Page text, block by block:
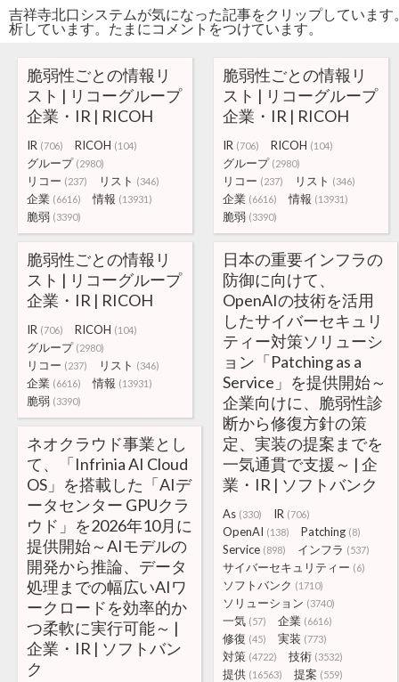
吉祥寺北口システムが気になった記事をクリップしていま
析しています。たまにコメントをつけています。
脆弱性ごとの情報リ
スト | リコーグループ
企業・IR | RICOH
IR (706) RICOH (104)
グループ (2980)
リコー (237) リスト (346)
企業 (6616) 情報 (13931)
脆弱 (3390)
脆弱性ごとの情報リ
スト | リコーグループ
企業・IR | RICOH
IR (706) RICOH (104)
グループ (2980)
リコー (237) リスト (346)
企業 (6616) 情報 (13931)
脆弱 (3390)
脆弱性ごとの情報リ
スト | リコーグループ
企業・IR | RICOH
IR (706) RICOH (104)
グループ (2980)
リコー (237) リスト (346)
企業 (6616) 情報 (13931)
脆弱 (3390)
日本の重要インフラの
防御に向けて、
OpenAIの技術を活用
したサイバーセキュリ
ティー対策ソリューシ
ョン「Patching as a
Service」を提供開始～
企業向けに、脆弱性診
断から修復方針の策
定、実装の提案までを
一気通貫で支援～ | 企
業・IR | ソフトバンク
As (330) IR (706)
OpenAI (138) Patching (8)
Service (898) インフラ (537)
サイバーセキュリティー (6)
ソフトバンク (1710)
ソリューション (3740)
一気 (57) 企業 (6616)
修復 (45) 実装 (773)
対策 (4722) 技術 (3532)
提供 (16563) 提案 (559)
ネオクラウド事業とし
て、「Infrinia AI Cloud
OS」を搭載した「AIデ
ータセンター GPUクラ
ウド」を2026年10月に
提供開始～AIモデルの
開発から推論、データ
処理までの幅広いAIワ
ークロードを効率的か
つ柔軟に実行可能～ |
企業・IR | ソフトバン
ク